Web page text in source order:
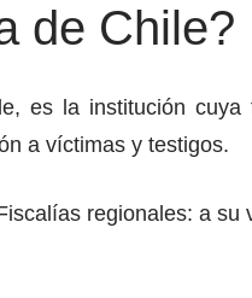
de Chile?
es la institución
a víctimas y testigos.
regionales: a